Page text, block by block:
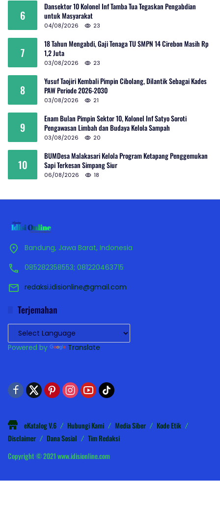
6
Dansektor 10 Kolonel Inf Tamba Tua Tegaskan Pengabdian
untuk Masyarakat
04/08/2026 23
7
18 Tahun Mengabdi, Gaji Tenaga TU SMPN 14 Cirebon Masih Rp
1,2 Juta
03/08/2026 23
8
Yusuf Taojiri Kembali Pimpin Cibolang, Dilantik Sebagai Kades
PAW Periode 2026-2030
03/08/2026 21
9
Enam Bulan Pimpin Sektor 10, Kolonel Inf Satyo Soroti
Pengawasan Limbah dan Budaya Kelola Sampah
03/08/2026 20
10
BUMDesa Malakasari Kelola Program Ketapang Penggemukan
Sapi Terkesan Simpang Siur
06/08/2026 18
Bandung, Jawa Barat, Indonesia
085282358553; 081220463715
redaksi.idisionline@gmail.com
Terjemahan
Powered by Translate
eKatalog V.6 Hubungi Kami Media Siber
Kode Etik
Disclaimer
Dana Sosial
Tim Redaksi
Copyright © 2021 www.idisionline.com